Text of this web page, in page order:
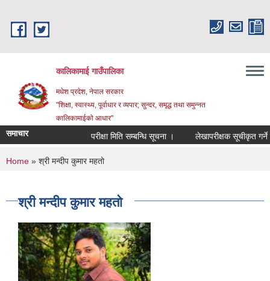
कालिकामाई गाउँपालिका
मधेश प्रदेश, नेपाल सरकार
"शिक्षा, स्वास्थ्य, पूर्वाधार र व्यपार; सुन्दर, समृद्ध तथा समुन्नत
कालिकामाईको आधार"
समाचार परीक्षा मिति सम्बन्धि सूचना । लेखापरीक्षक सूचीकृत गर्ने
You are here
Home » श्री मन्दीप कुमार महतो
श्री मन्दीप कुमार महतो